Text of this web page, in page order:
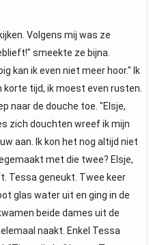
Volgens mij was ze
smeekte ze bijna.
kan ik even niet meer hoor." Ik
tijd, ik moest even rusten.
naar de douche toe. "Elsje,
zich douchten wreef ik mijn
aan. Ik kon het nog altijd niet
met die twee? Elsje,
Tessa geneukt. Twee keer
glas water uit en ging in de
beide dames uit de
naakt. Enkel Tessa